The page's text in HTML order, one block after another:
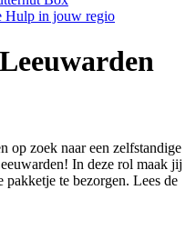
Hulp in jouw regio
op zoek naar een zelfstandige
In deze rol maak jij
te bezorgen. Lees de